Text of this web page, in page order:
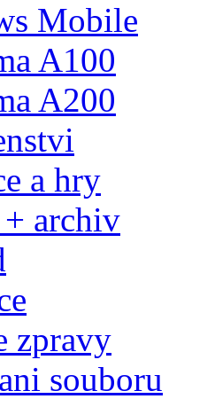
Mobile
A100
A200
a hry
archiv
zpravy
souboru